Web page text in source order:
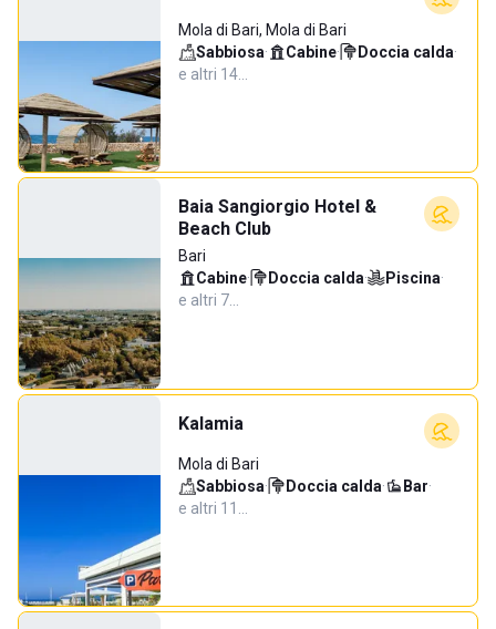
Mola di Bari, Mola di Bari
Sabbiosa· Cabine· Doccia calda·
e altri 14…
Baia Sangiorgio Hotel &
Beach Club
Bari
Cabine· Doccia calda· Piscina·
e altri 7…
Kalamia
Mola di Bari
Sabbiosa· Doccia calda· Bar·
e altri 11…